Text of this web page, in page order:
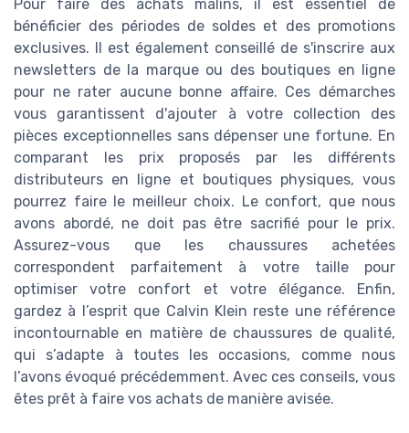
Pour faire des achats malins, il est essentiel de
bénéficier des périodes de soldes et des promotions
exclusives. Il est également conseillé de s'inscrire aux
newsletters de la marque ou des boutiques en ligne
pour ne rater aucune bonne affaire. Ces démarches
vous garantissent d'ajouter à votre collection des
pièces exceptionnelles sans dépenser une fortune. En
comparant les prix proposés par les différents
distributeurs en ligne et boutiques physiques, vous
pourrez faire le meilleur choix. Le confort, que nous
avons abordé, ne doit pas être sacrifié pour le prix.
Assurez-vous que les chaussures achetées
correspondent parfaitement à votre taille pour
optimiser votre confort et votre élégance. Enfin,
gardez à l’esprit que Calvin Klein reste une référence
incontournable en matière de chaussures de qualité,
qui s’adapte à toutes les occasions, comme nous
l’avons évoqué précédemment. Avec ces conseils, vous
êtes prêt à faire vos achats de manière avisée.